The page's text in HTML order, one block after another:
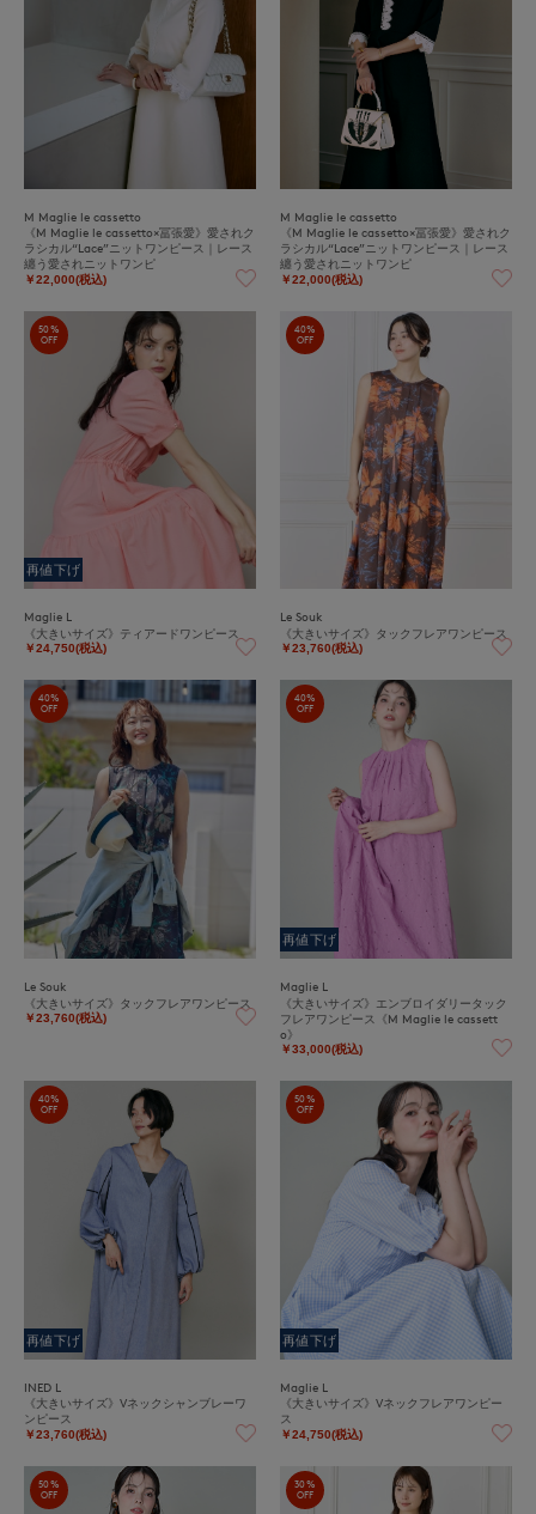
M Maglie le cassetto
《M Maglie le cassetto×冨張愛》愛されク
ラシカル“Lace”ニットワンピース｜レース
纏う愛されニットワンピ
￥22,000(税込)
M Maglie le cassetto
《M Maglie le cassetto×冨張愛》愛されク
ラシカル“Lace”ニットワンピース｜レース
纏う愛されニットワンピ
￥22,000(税込)
50%
OFF
再値下げ
Maglie L
《大きいサイズ》ティアードワンピース
￥24,750(税込)
40%
OFF
Le Souk
《大きいサイズ》タックフレアワンピース
￥23,760(税込)
40%
OFF
Le Souk
《大きいサイズ》タックフレアワンピース
￥23,760(税込)
40%
OFF
再値下げ
Maglie L
《大きいサイズ》エンブロイダリータック
フレアワンピース《M Maglie le cassett
o》
￥33,000(税込)
40%
OFF
再値下げ
INED L
《大きいサイズ》Vネックシャンブレーワ
ンピース
￥23,760(税込)
50%
OFF
再値下げ
Maglie L
《大きいサイズ》Vネックフレアワンピー
ス
￥24,750(税込)
50%
OFF
30%
OFF